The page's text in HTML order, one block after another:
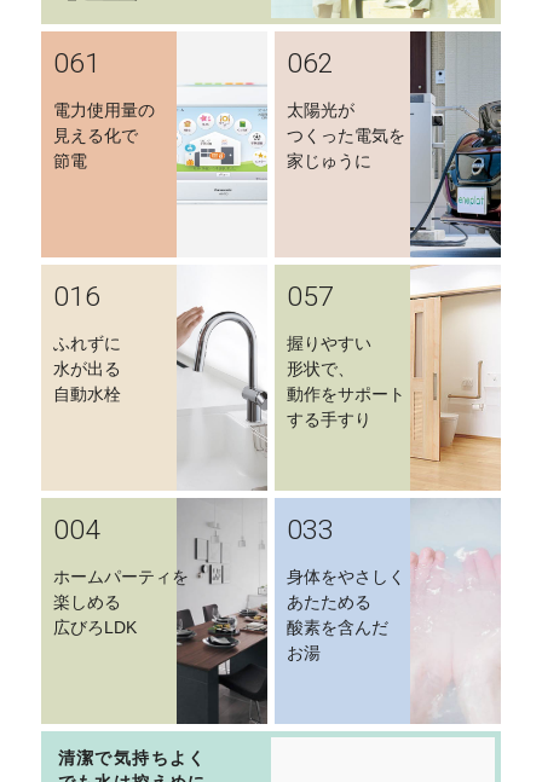
061
電力使用量の
見える化で
節電
062
太陽光が
つくった電気を
家じゅうに
016
ふれずに
水が出る
自動水栓
057
握りやすい
形状で、
動作をサポート
する手すり
004
ホームパーティを
楽しめる
広びろLDK
033
身体をやさしく
あたためる
酸素を含んだ
お湯
清潔で気持ちよく